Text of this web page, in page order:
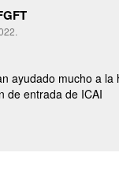
ayudado mucho a la
de entrada de ICAI